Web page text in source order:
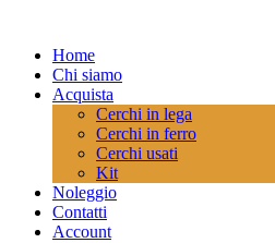
Home
Chi siamo
Acquista
Cerchi in lega
Cerchi in ferro
Cerchi usati
Kit
Noleggio
Contatti
Account